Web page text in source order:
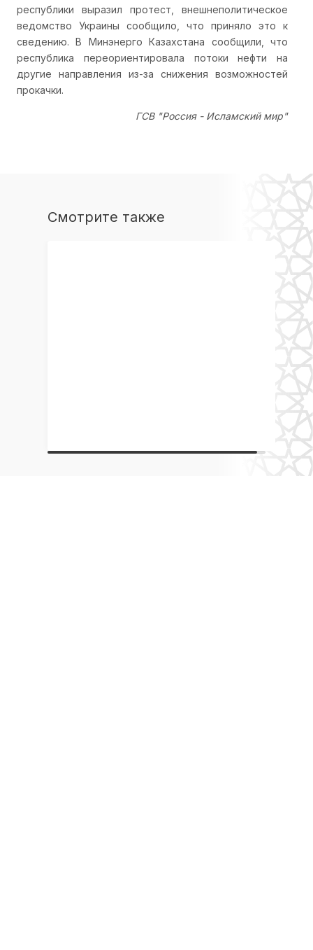
республики выразил протест, внешнеполитическое
ведомство Украины сообщило, что приняло это к
сведению. В Минэнерго Казахстана сообщили, что
республика переориентировала потоки нефти на
другие направления из-за снижения возможностей
прокачки.
ГСВ "Россия - Исламский мир"
Смотрите также